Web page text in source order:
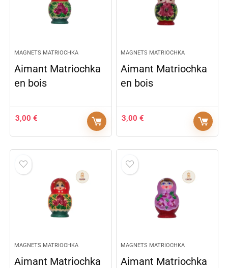
MAGNETS MATRIOCHKA
Aimant Matriochka
en bois
3,00€
MAGNETS MATRIOCHKA
Aimant Matriochka
en bois
3,00€
MAGNETS MATRIOCHKA
Aimant Matriochka
MAGNETS MATRIOCHKA
Aimant Matriochka